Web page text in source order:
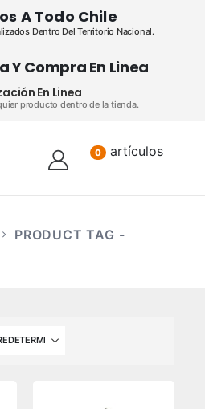
A Todo Chile
Dentro Del Territorio Nacional.
Y Compra En Linea
En Linea
producto dentro de la tienda.
0 artículos
PRODUCT TAG -